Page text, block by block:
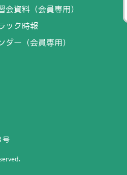
会資料（会員専用）
ック時報
ダー（会員専用）
号